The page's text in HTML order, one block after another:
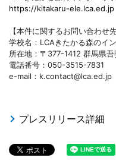
https://kitakaru-ele.lca.ed.jp
【本件に関するお問い合わせ先
学校名：LCAきたかる森のイ
所在地：〒377-1412 群馬県
電話番号：050-3515-7831
e-mail：k.contact@lca.ed.jp
プレスリリース詳細